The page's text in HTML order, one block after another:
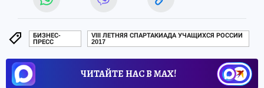
БИЗНЕС-
ПРЕСС
VIII ЛЕТНЯЯ СПАРТАКИАДА УЧАЩИХСЯ РОССИИ
2017
ЧИТАЙТЕ НАС В МАХ!